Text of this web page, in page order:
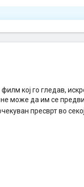
кој го гледав,
може да им се
пресврт во